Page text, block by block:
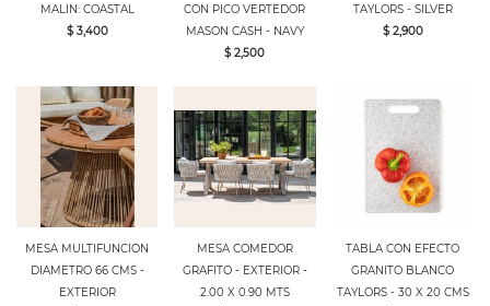
MALIN: COASTAL
$ 3,400
CON PICO VERTEDOR
MASON CASH - NAVY
$ 2,500
TAYLORS - SILVER
$ 2,900
MESA MULTIFUNCION
DIAMETRO 66 CMS -
EXTERIOR
MESA COMEDOR
GRAFITO - EXTERIOR -
2.00 X 0.90 MTS
TABLA CON EFECTO
GRANITO BLANCO
TAYLORS - 30 X 20 CMS